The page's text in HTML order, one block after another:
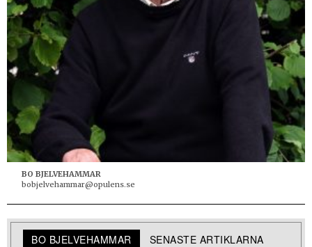
BO BJELVEHAMMAR
bobjelvehammar@opulens.se
BO BJELVEHAMMAR SENASTE ARTIKLARNA